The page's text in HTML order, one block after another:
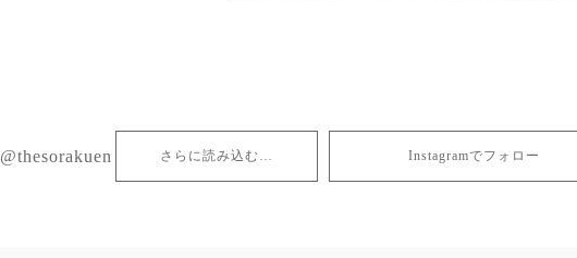
@thesorakuen さらに読み込む… Instagramでフォロー